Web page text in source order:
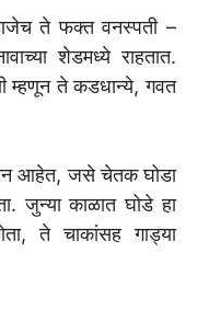
ते फक्त वनस्पती –
शेडमध्ये राहतात.
म्हणून ते कडधान्ये, गवत
आहेत, जसे चेतक घोडा
जुन्या काळात घोडे हा
ते चाकांसह गाड्या